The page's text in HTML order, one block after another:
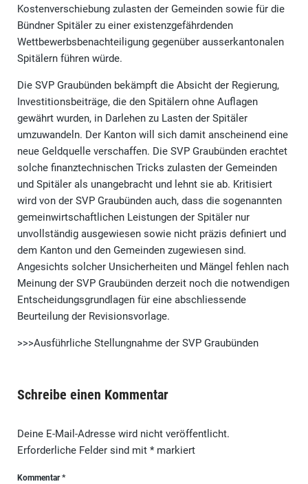
Kostenverschiebung zulasten der Gemeinden sowie für die
Bündner Spitäler zu einer existenzgefährdenden
Wettbewerbsbenachteiligung gegenüber ausserkantonalen
Spitälern führen würde.
Die SVP Graubünden bekämpft die Absicht der Regierung,
Investitionsbeiträge, die den Spitälern ohne Auflagen
gewährt wurden, in Darlehen zu Lasten der Spitäler
umzuwandeln. Der Kanton will sich damit anscheinend eine
neue Geldquelle verschaffen. Die SVP Graubünden erachtet
solche finanztechnischen Tricks zulasten der Gemeinden
und Spitäler als unangebracht und lehnt sie ab. Kritisiert
wird von der SVP Graubünden auch, dass die sogenannten
gemeinwirtschaftlichen Leistungen der Spitäler nur
unvollständig ausgewiesen sowie nicht präzis definiert und
dem Kanton und den Gemeinden zugewiesen sind.
Angesichts solcher Unsicherheiten und Mängel fehlen nach
Meinung der SVP Graubünden derzeit noch die notwendigen
Entscheidungsgrundlagen für eine abschliessende
Beurteilung der Revisionsvorlage.
>>>Ausführliche Stellungnahme der SVP Graubünden
Schreibe einen Kommentar
Deine E-Mail-Adresse wird nicht veröffentlicht.
Erforderliche Felder sind mit *markiert
Kommentar*